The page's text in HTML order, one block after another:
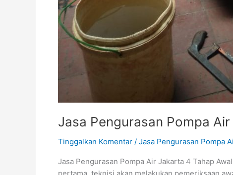
Jasa Pengurasan Pompa
Tinggalkan Komentar / Jasa Pengurasan Pompa
Jasa Pengurasan Pompa Air Jakarta 4 Tahap